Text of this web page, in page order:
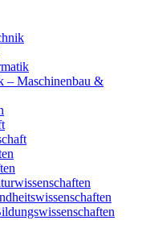
– Maschinenbau &